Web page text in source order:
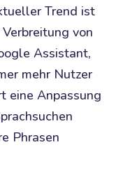
Trend ist
von
Assistant,
mehr Nutzer
eine Anpassung
Phrasen